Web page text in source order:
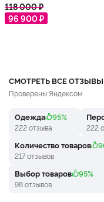
118 000 ₽
96 900 ₽
СМОТРЕТЬ ВСЕ ОТЗЫВЫ
Проверены Яндексом
Одежда 95%
222 отзыва 222
Количество товаров
217 отзывов
Выбор товаров 95%
98 отзывов